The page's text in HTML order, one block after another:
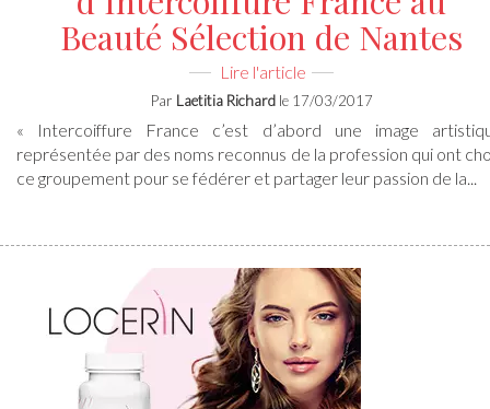
Laetitia Richard 27/02/2017